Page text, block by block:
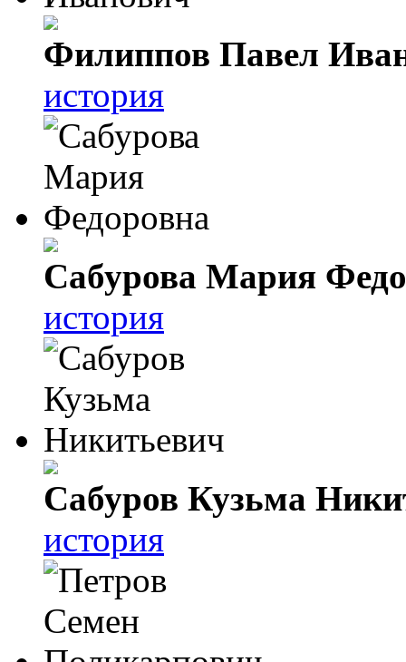
Филиппов Павел
история
Сабурова Мария
история
Сабуров Кузьма
история